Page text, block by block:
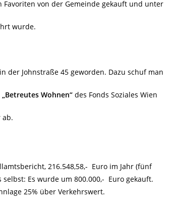
von der Gemeinde gekauft und unter
wurde.
der Johnstraße 45 geworden. Dazu schuf man
„Betreutes Wohnen“ des Fonds Soziales Wien
ab.
216.548,58,- Euro im Jahr (fünf
Es wurde um 800.000,- Euro gekauft.
25% über Verkehrswert.